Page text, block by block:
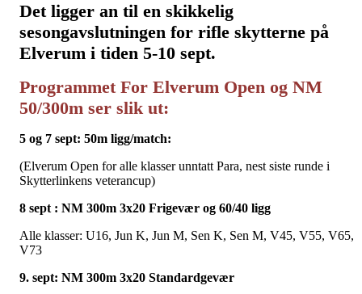
Det ligger an til en skikkelig
sesongavslutningen for rifle skytterne på
Elverum i tiden 5-10 sept.
Programmet For Elverum Open og NM
50/300m ser slik ut:
5 og 7 sept: 50m ligg/match:
(Elverum Open for alle klasser unntatt Para, nest siste runde i
Skytterlinkens veterancup)
8 sept : NM 300m 3x20 Frigevær og 60/40 ligg
Alle klasser: U16, Jun K, Jun M, Sen K, Sen M, V45, V55, V65,
V73
9. sept: NM 300m 3x20 Standardgevær